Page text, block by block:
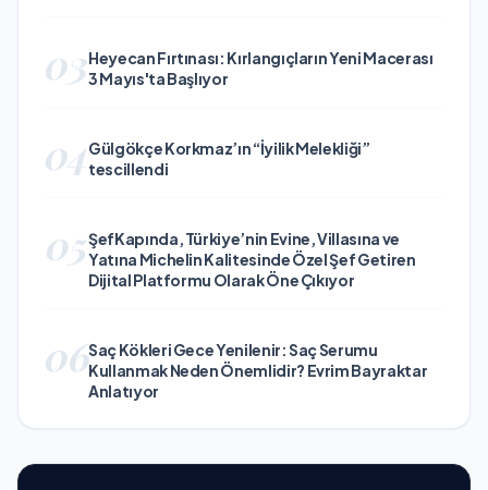
03Heyecan Fırtınası: Kırlangıçların Yeni Macerası
3 Mayıs'ta Başlıyor
04Gülgökçe Korkmaz’ın “İyilik Melekliği”
tescillendi
05ŞefKapında, Türkiye’nin Evine, Villasına ve
Yatına Michelin Kalitesinde Özel Şef Getiren
Dijital Platformu Olarak Öne Çıkıyor
06Saç Kökleri Gece Yenilenir: Saç Serumu
Kullanmak Neden Önemlidir? Evrim Bayraktar
Anlatıyor